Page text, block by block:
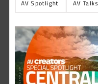
AV Spotlight AV Talks